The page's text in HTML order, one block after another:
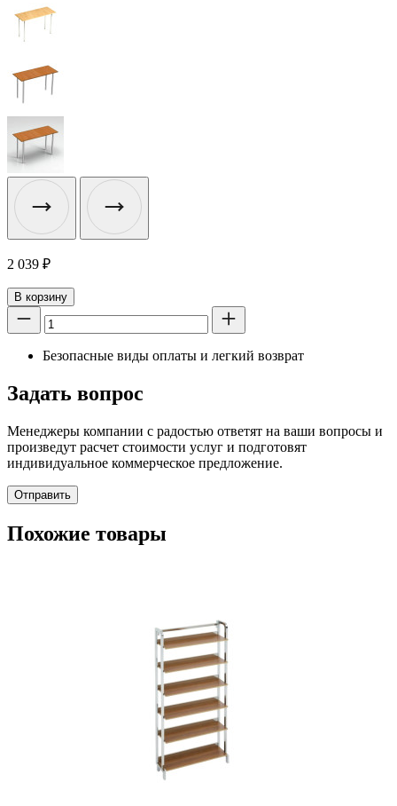
2 039 ₽
В корзину
Безопасные виды оплаты и легкий возврат
Задать вопрос
Менеджеры компании с радостью ответят на ваши вопросы и
произведут расчет стоимости услуг и подготовят
индивидуальное коммерческое предложение.
Отправить
Похожие товары